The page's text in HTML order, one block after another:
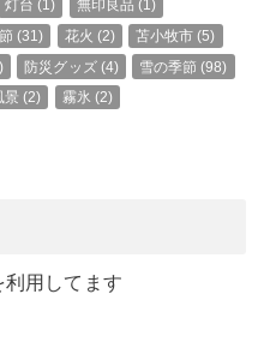
灯台 (1) 無印良品 (1)
(31) 花火 (2) 苫小牧市 (5)
防災グッズ(4) 雪の季節 (98)
景 (2) 霧氷 (2)
利用してます